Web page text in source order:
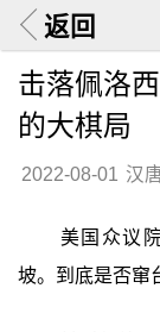
返回
击落佩洛
的大棋局
2022-08-01 汉
美国众议
坡。到底是否窜